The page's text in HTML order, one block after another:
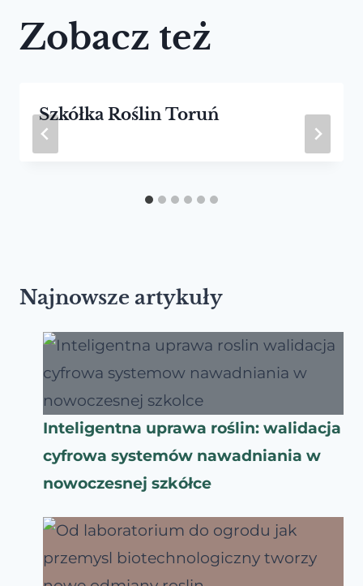
Zobacz też
Szkółka Roślin Toruń
Najnowsze artykuły
Inteligentna uprawa roślin: walidacja
cyfrowa systemów nawadniania w
nowoczesnej szkółce